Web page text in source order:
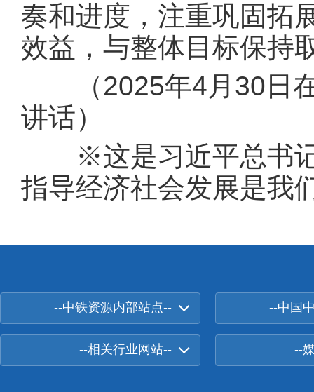
奏和进度，注重巩固拓
效益，与整体目标保持
（2025年4月30日在
讲话）
※这是习近平总书记
指导经济社会发展是我
--中铁资源内部站点-- --中国
--相关行业网站-- --